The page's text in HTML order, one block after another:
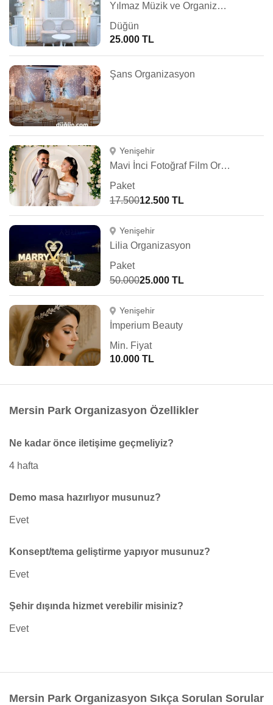
Yılmaz Müzik ve Organizasyon
Düğün
25.000 TL
Şans Organizasyon
Yenişehir
Mavi İnci Fotoğraf Film Organizasyon
Paket
17.50012.500 TL
Yenişehir
Lilia Organizasyon
Paket
50.00025.000 TL
Yenişehir
İmperium Beauty
Min. Fiyat
10.000 TL
Mersin Park Organizasyon Özellikler
Ne kadar önce iletişime geçmeliyiz?
4 hafta
Demo masa hazırlıyor musunuz?
Evet
Konsept/tema geliştirme yapıyor musunuz?
Evet
Şehir dışında hizmet verebilir misiniz?
Evet
Mersin Park Organizasyon Sıkça Sorulan Sorular